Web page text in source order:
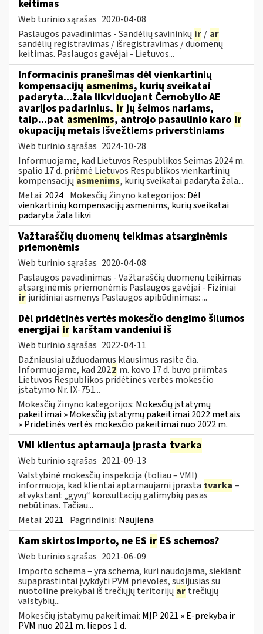
keitimas
Web turinio sąrašas 2020-04-08
Paslaugos pavadinimas - Sandėlių savininkų ir / ar
sandėlių registravimas / išregistravimas / duomenų
keitimas. Paslaugos gavėjai - Lietuvos...
Informacinis pranešimas dėl vienkartinių
kompensacijų asmenims, kurių sveikatai
padaryta...žala likviduojant Černobylio AE
avarijos padarinius, irjų šeimos nariams,
taip...pat asmenims, antrojo pasaulinio karo ir
okupacijų metais išvežtiems priverstiniams
Web turinio sąrašas 2024-10-28
Informuojame, kad Lietuvos Respublikos Seimas 2024 m.
spalio 17 d. priėmė Lietuvos Respublikos vienkartinių
kompensacijų asmenims, kurių sveikatai padaryta žala...
Metai: 2024 Mokesčių žinyno kategorijos: Dėl
vienkartinių kompensacijų asmenims, kurių sveikatai
padaryta žala likvi
Važtaraščių duomenų teikimas atsarginėmis
priemonėmis
Web turinio sąrašas 2020-04-08
Paslaugos pavadinimas - Važtaraščių duomenų teikimas
atsarginėmis priemonėmis Paslaugos gavėjai - Fiziniai
ir juridiniai asmenys Paslaugos apibūdinimas: ...
Dėl pridėtinės vertės mokesčio dengimo šilumos
energijai ir karštam vandeniui iš
Web turinio sąrašas 2022-04-11
Dažniausiai užduodamus klausimus rasite čia.
Informuojame, kad 2022 m. kovo 17 d. buvo priimtas
Lietuvos Respublikos pridėtinės vertės mokesčio
įstatymo Nr. IX-751...
Mokesčių žinyno kategorijos: Mokesčių įstatymų
pakeitimai » Mokesčių įstatymų pakeitimai 2022 metais
» Pridėtinės vertės mokesčio pakeitimai nuo 2022 m.
VMI klientus aptarnauja įprasta tvarka
Web turinio sąrašas 2021-09-13
Valstybinė mokesčių inspekcija (toliau – VMI)
informuoja, kad klientai aptarnaujami įprasta tvarka –
atvykstant „gyvų“ konsultacijų galimybių pasas
nebūtinas. Tačiau...
Metai: 2021 Pagrindinis: Naujiena
Kam skirtos Importo, ne ES ir ES schemos?
Web turinio sąrašas 2021-06-09
Importo schema – yra schema, kuri naudojama, siekiant
supaprastintai įvykdyti PVM prievoles, susijusias su
nuotoline prekybai iš trečiųjų teritorijų ar trečiųjų
valstybių...
Mokesčių įstatymų pakeitimai: MĮP 2021 » E-prekyba ir
PVM nuo 2021 m. liepos 1 d.